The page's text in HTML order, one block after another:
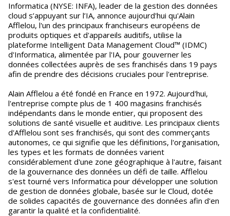
Informatica (NYSE: INFA), leader de la gestion des données
cloud s’appuyant sur l’IA, annonce aujourd'hui qu'Alain
Afflelou, l'un des principaux franchiseurs européens de
produits optiques et d'appareils auditifs, utilise la
plateforme Intelligent Data Management Cloud™ (IDMC)
d'Informatica, alimentée par l'IA, pour gouverner les
données collectées auprès de ses franchisés dans 19 pays
afin de prendre des décisions cruciales pour l'entreprise.
Alain Afflelou a été fondé en France en 1972. Aujourd'hui,
l'entreprise compte plus de 1 400 magasins franchisés
indépendants dans le monde entier, qui proposent des
solutions de santé visuelle et auditive. Les principaux clients
d'Afflelou sont ses franchisés, qui sont des commerçants
autonomes, ce qui signifie que les définitions, l'organisation,
les types et les formats de données varient
considérablement d'une zone géographique à l'autre, faisant
de la gouvernance des données un défi de taille. Afflelou
s'est tourné vers Informatica pour développer une solution
de gestion de données globale, basée sur le Cloud, dotée
de solides capacités de gouvernance des données afin d'en
garantir la qualité et la confidentialité.